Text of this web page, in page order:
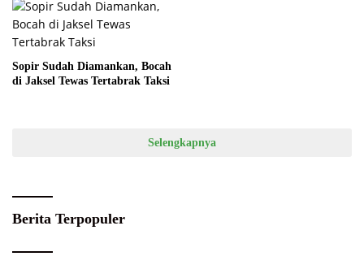
Sopir Sudah Diamankan, Bocah
di Jaksel Tewas Tertabrak Taksi
Selengkapnya
Berita Terpopuler